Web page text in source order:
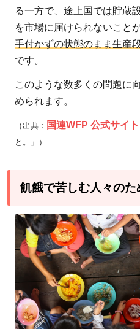
る一方で、途上国では貯蔵
を市場に届けられないこと
手付かずの状態のまま生産
です。
このような数多くの問題に
められます。
（出典： 国連WFP 公式サイト
と。」）
飢餓で苦しむ人々の